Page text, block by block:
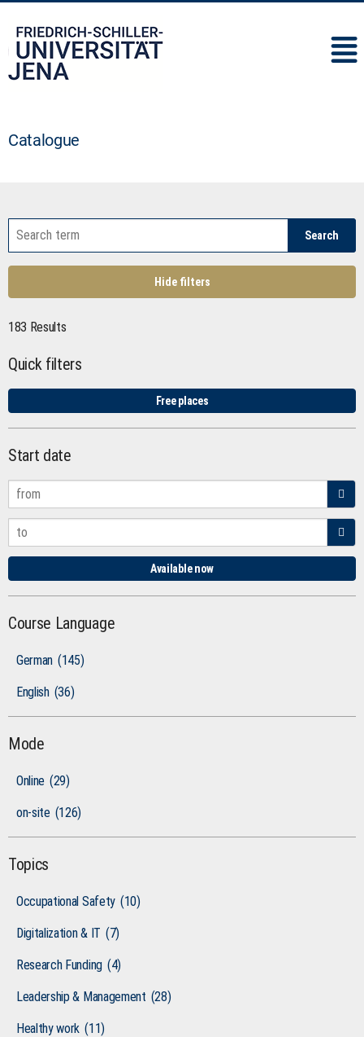
Catalogue
Search
Hide filters
183 Results
Quick filters
Free places
Start date
Available now
Course Language
German (145)
English (36)
Mode
Online (29)
on-site (126)
Topics
Occupational Safety (10)
Digitalization & IT (7)
Research Funding (4)
Leadership & Management (28)
Healthy work (11)